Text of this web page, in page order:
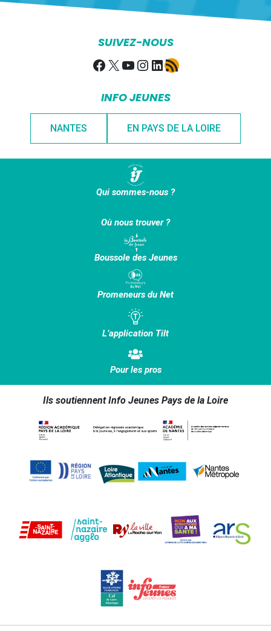
SUIVEZ-NOUS
Facebook
X YouTube
Instagram
LinkedIn
Flux RSS
INFO JEUNES
NANTES EN PAYS DE LA LOIRE
Qui sommes-nous ?
Où nous trouver ?
Boussole des Jeunes
Promeneurs du Net
L’application Tilt
Pour les pros
Ils soutiennent Info Jeunes Pays de la Loire